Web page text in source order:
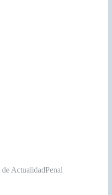
ActualidadPenal